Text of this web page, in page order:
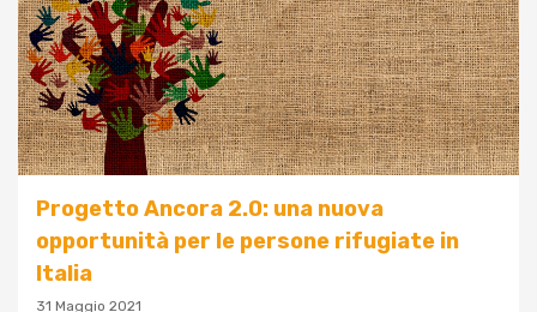
Progetto Ancora 2.0: una nuova
opportunità per le persone rifugiate in
Italia
31 Maggio 2021